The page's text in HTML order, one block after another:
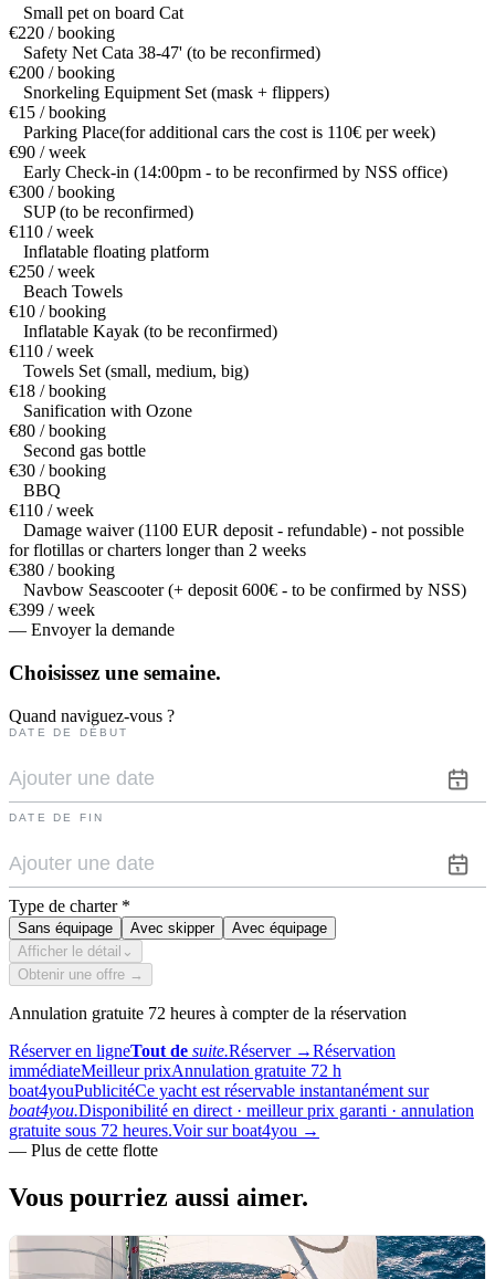
Small pet on board Cat
€220 / booking
Safety Net Cata 38-47' (to be reconfirmed)
€200 / booking
Snorkeling Equipment Set (mask + flippers)
€15 / booking
Parking Place(for additional cars the cost is 110€ per week)
€90 / week
Early Check-in (14:00pm - to be reconfirmed by NSS office)
€300 / booking
SUP (to be reconfirmed)
€110 / week
Inflatable floating platform
€250 / week
Beach Towels
€10 / booking
Inflatable Kayak (to be reconfirmed)
€110 / week
Towels Set (small, medium, big)
€18 / booking
Sanification with Ozone
€80 / booking
Second gas bottle
€30 / booking
BBQ
€110 / week
Damage waiver (1100 EUR deposit - refundable) - not possible
for flotillas or charters longer than 2 weeks
€380 / booking
Navbow Seascooter (+ deposit 600€ - to be confirmed by NSS)
€399 / week
— Envoyer la demande
Choisissez une semaine.
Quand naviguez-vous ?
DATE DE DÉBUT
DATE DE FIN
Type de charter *
Sans équipage Avec skipper
Avec équipage
Afficher le détail ⌄
Obtenir une offre →
Annulation gratuite 72 heures à compter de la réservation
Réserver en ligneTout de suite.Réserver →Réservation
immédiateMeilleur prixAnnulation gratuite 72 h
boat4youPublicitéCe yacht est réservable instantanément sur
boat4you.Disponibilité en direct · meilleur prix garanti · annulation
gratuite sous 72 heures.Voir sur boat4you →
— Plus de cette flotte
Vous pourriez aussi aimer.